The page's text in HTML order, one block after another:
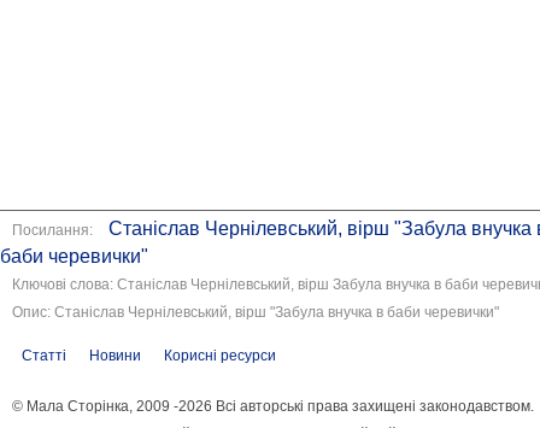
Посилання:
Станіслав Чернілевський, вірш "Забула внучка
баби черевички"
Ключові слова: Станіслав Чернілевський, вірш Забула внучка в баби
Опис: Станіслав Чернілевський, вірш "Забула внучка в баби черевички"
Статті Новини Корисні ресурси
© Мала Сторінка, 2009 -2026 Всі авторські права захищені законодавством.